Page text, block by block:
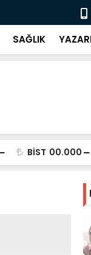
3 CHP'li
SAĞLIK
BİST 00.000